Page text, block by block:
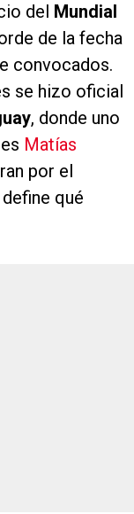
del Mundial
de la fecha
convocados.
se hizo oficial
, donde uno
Matías
por el
qué